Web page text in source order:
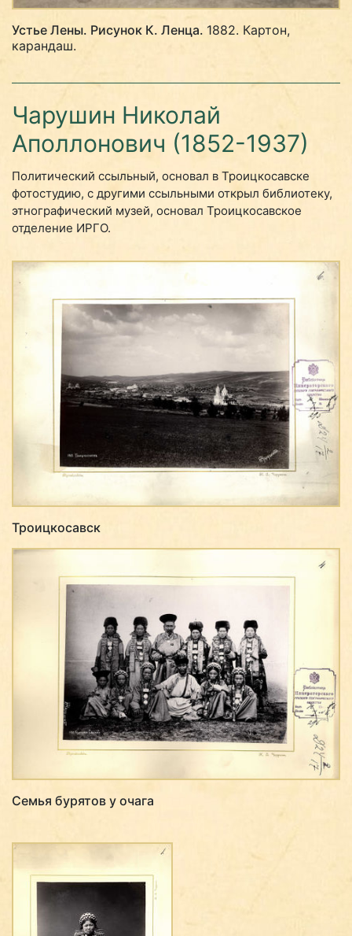
Устье Лены. Рисунок К. Ленца. 1882. Картон,
карандаш.
Чарушин Николай
Аполлонович (1852-1937)
Политический ссыльный, основал в Троицкосавске
фотостудию, с другими ссыльными открыл библиотеку,
этнографический музей, основал Троицкосавское
отделение ИРГО.
Троицкосавск
Семья бурятов у очага